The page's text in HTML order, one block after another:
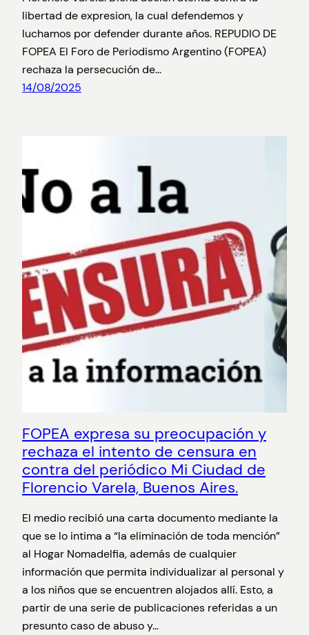
libertad de expresion, la cual defendemos y
luchamos por defender durante años. REPUDIO DE
FOPEA El Foro de Periodismo Argentino (FOPEA)
rechaza la persecución de…
14/08/2025
FOPEA expresa su preocupación y
rechaza el intento de censura en
contra del periódico Mi Ciudad de
Florencio Varela, Buenos Aires.
El medio recibió una carta documento mediante la
que se lo intima a “la eliminación de toda mención”
al Hogar Nomadelfia, además de cualquier
información que permita individualizar al personal y
a los niños que se encuentren alojados allí. Esto, a
partir de una serie de publicaciones referidas a un
presunto caso de abuso y…